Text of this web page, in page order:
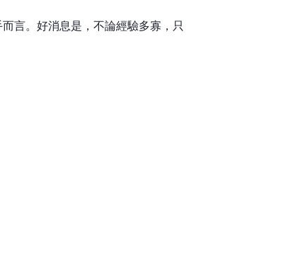
言。好消息是，不論經驗多寡，只